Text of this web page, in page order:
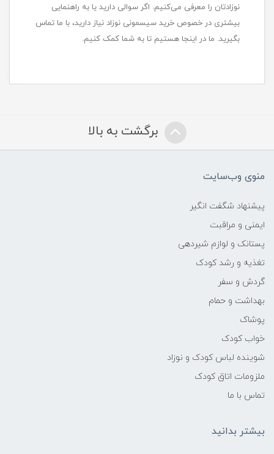
نوزادتان را معرفی می‌کنیم. اگر سوالی دارید یا به راهنمایی
بیشتری در خصوص خرید سیسمونی نوزاد نیاز دارید، با ما تماس
بگیرید. ما در اینجا هستیم تا به شما کمک کنیم.
برگشت به بالا
منوی وب‌سایت
پیشنهاد شگفت انگیر
ایمنی و مراقبت
پستانک و لوازم شیردهی
تغذیه و رشد کودک
گردش و سفر
بهداشت و حمام
پوشاک
خواب کودک
شوینده لباس کودک و نوزاد
ملزومات اتاق کودک
تماس با ما
بیشتر بدانید